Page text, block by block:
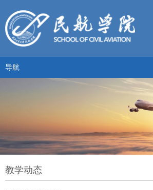
导航
教学动态